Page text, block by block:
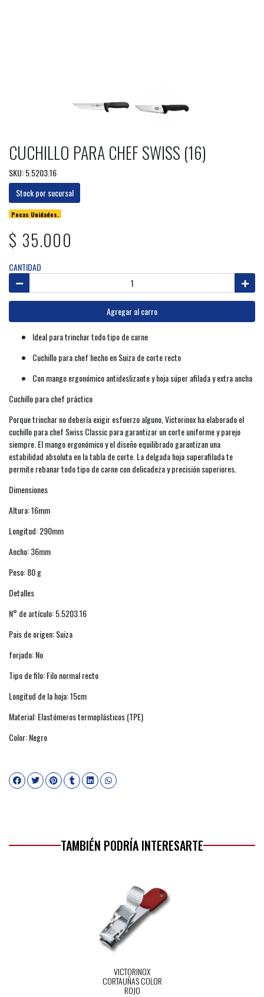
CUCHILLO PARA CHEF SWISS (16)
SKU: 5.5203.16
Stock por sucursal
Pocas Unidades.
$ 35.000
CANTIDAD
Agregar al carro
Ideal para trinchar todo tipo de carne
Cuchillo para chef hecho en Suiza de corte recto
Con mango ergonómico antideslizante y hoja súper afilada y extra ancha
Cuchillo para chef práctico
Porque trinchar no debería exigir esfuerzo alguno, Victorinox ha elaborado el
cuchillo para chef Swiss Classic para garantizar un corte uniforme y parejo
siempre. El mango ergonómico y el diseño equilibrado garantizan una
estabilidad absoluta en la tabla de corte. La delgada hoja superafilada te
permite rebanar todo tipo de carne con delicadeza y precisión superiores.
Dimensiones
Altura: 16mm
Longitud: 290mm
Ancho: 36mm
Peso: 80 g
Detalles
N° de artículo: 5.5203.16
Pais de origen: Suiza
forjado: No
Tipo de filo: Filo normal recto
Longitud de la hoja: 15cm
Material: Elastómeros termoplásticos (TPE)
Color: Negro
TAMBIÉN PODRÍA INTERESARTE
VICTORINOX
CORTAUÑAS COLOR
ROJO